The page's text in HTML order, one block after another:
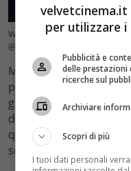
Wish, in arrivo il nuovo film
@disneywishmovie
Ma di cosa parlerà il
pellicola racconterà la
giovane che vive nella
della penisola iberica.
quest’isola come “il
scorrere tranquilla.
per utilizzare
Pubblicità e
delle prestazioni
ricerche sul
Archiviare
Scopri di più
I tuoi dati personali